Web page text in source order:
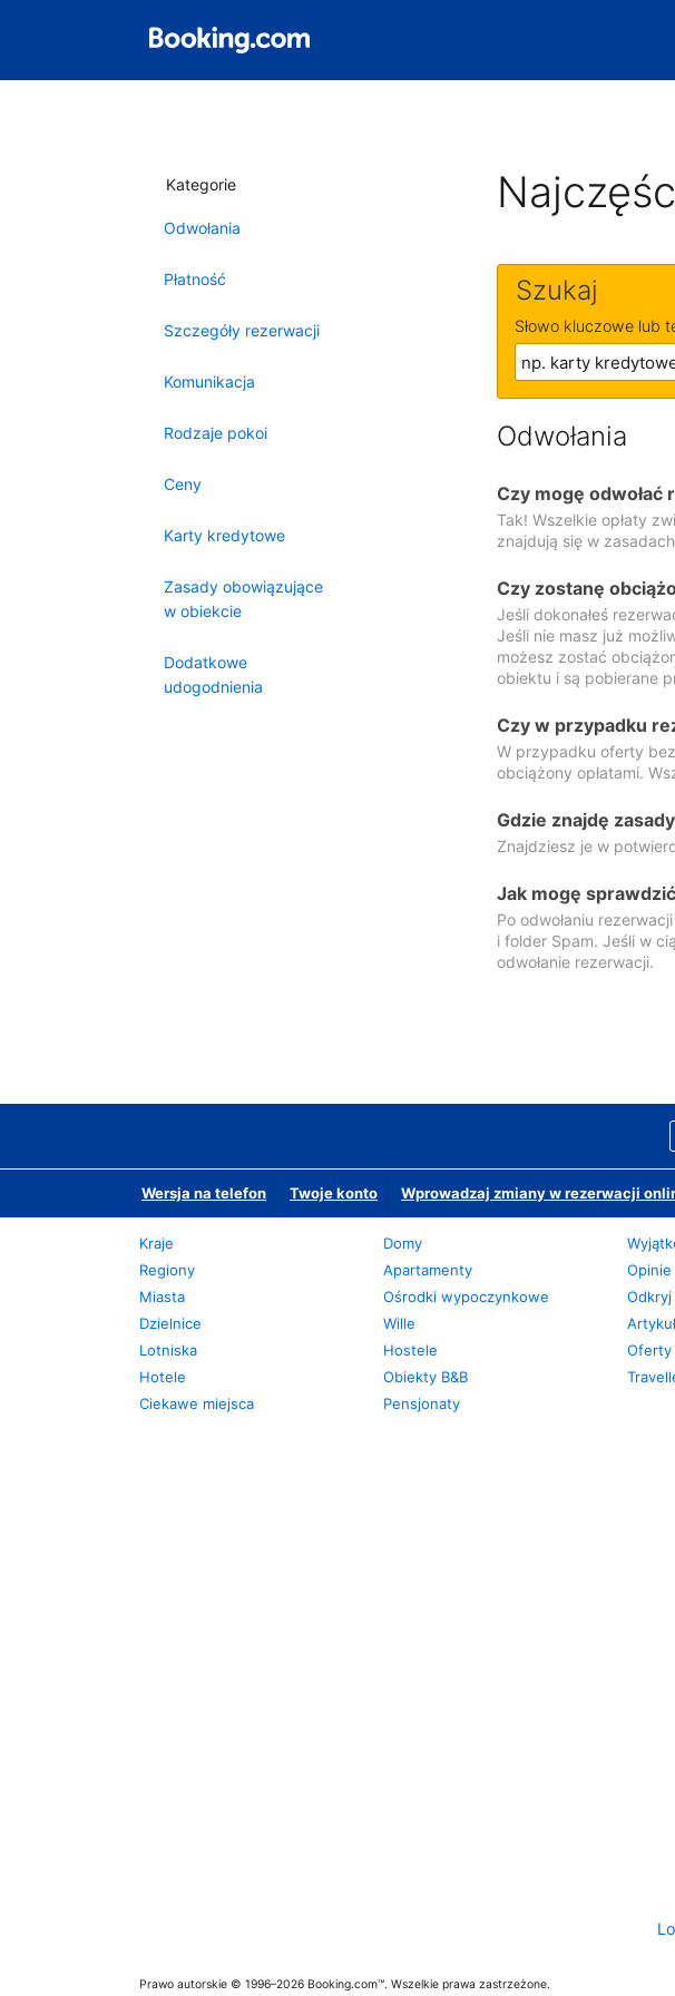
Kategorie
Odwołania
Płatność
Szczegóły rezerwacji
Komunikacja
Rodzaje pokoi
Ceny
Karty kredytowe
Zasady obowiązujące
w obiekcie
Dodatkowe
udogodnienia
Szukaj
Słowo kluczowe lub
Odwołania
Czy mogę odwołać
Tak! Wszelkie opłaty
znajdują się w
Czy zostanę
Jeśli dokonałeś
Jeśli nie masz już
możesz zostać
obiektu i są pobierane
Czy w przypadku
W przypadku oferty
obciążony opłatami.
Gdzie znajdę
Znajdziesz je w
Jak mogę
Po odwołaniu
i folder Spam. Jeśli w
odwołanie rezerwacji.
Wersja na telefon Twoje konto Wprowadzaj zmiany w rezerwacji
Kraje
Regiony
Miasta
Dzielnice
Lotniska
Hotele
Ciekawe miejsca
Domy
Apartamenty
Ośrodki wypoczynkowe
Wille
Hostele
Obiekty B&B
Pensjonaty
Opinie
Oferty
Prawo autorskie © 1996–2026 Booking.com™. Wszelkie prawa zastrzeżone.